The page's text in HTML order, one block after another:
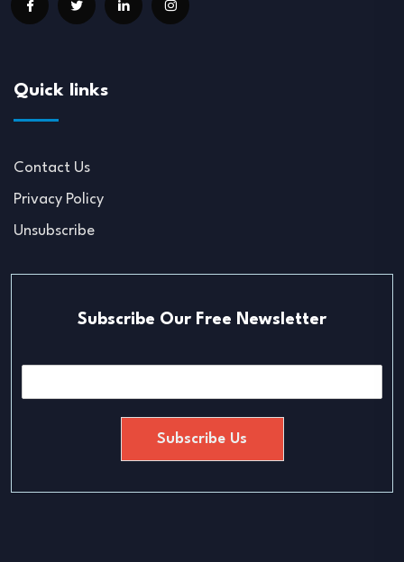
Quick links
Contact Us
Privacy Policy
Unsubscribe
Subscribe Our Free Newsletter
Subscribe Us